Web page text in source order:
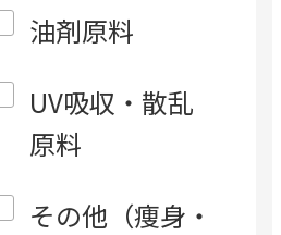
油剤原料
UV吸収・散乱
原料
その他（痩身・